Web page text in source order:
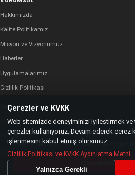
Hakkımızda
Kalite Politikamız
Misyon ve Vizyonumuz
Haberler
Uygulamalarımız
Gizlilik Politikası
ÜRÜNLERIMIZ
Isı Değiştiriciler
Paket Sistem Çözümleri
Isıl Depolama Çözümleri
Çözüm Merkezi Yayında
Sektörel rehberler, teknik içerikler ve
Çözüm
Çerezler ve KVKK
Web sitemizde deneyiminizi iyileştirmek
çerezler kullanıyoruz. Devam ederek çerez
işlenmesini kabul etmiş olursunuz.
Gizlilik Politikası ve KVKK Aydınlatma Metni
Yalnızca Gerekli